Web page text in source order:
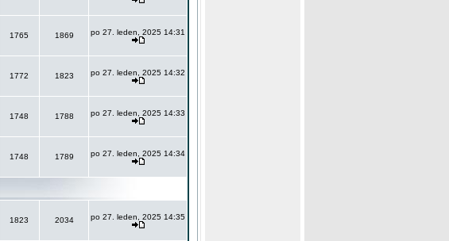
1765 1869 po 27. leden, 2025 14:31
1772 1823 po 27. leden, 2025 14:32
1748 1788 po 27. leden, 2025 14:33
1748 1789 po 27. leden, 2025 14:34
1823 2034 po 27. leden, 2025 14:35